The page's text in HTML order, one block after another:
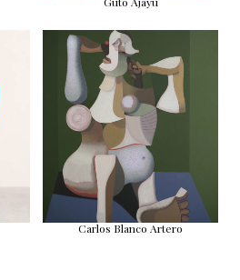
Carlos Blanco Artero